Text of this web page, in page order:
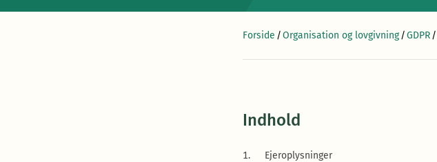
Forside /Organisation og lovgivning/GDPR/
Indhold
Ejeroplysninger